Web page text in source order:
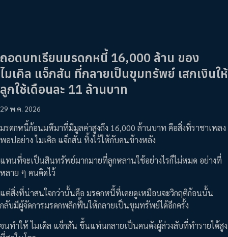
ถอดบทเรียนมรดกหนี้ 16,000 ล้าน ของ
ไมเคิล แจ็กสัน ที่กลายเป็นขุมทรัพย์ เสกเงินให้
ลูกใช้เดือนละ 11 ล้านบาท
29 พ.ค. 2026
มรดกหนี้ก้อนมหึมาที่มีมูลค่าสูงถึง 16,000 ล้านบาท คือสิ่งที่ราชาเพลง
พอปอย่าง ไมเคิล แจ็กสัน ทิ้งไว้ให้กับคนข้างหลัง
แทนที่จะเป็นสินทรัพย์มากมายที่ลูกหลานใช้อย่างไรก็ไม่หมด อย่างที่
หลาย ๆ คนคิดไว้
แต่สิ่งที่น่าสนใจกว่านั้นคือ มรดกหนี้ที่เคยดูเหมือนจะวิกฤติก้อนนั้น
กลับมีผู้จัดการมรดกพลิกฟื้นให้กลายเป็นขุมทรัพย์ได้อีกครั้ง
จนทำให้ ไมเคิล แจ็กสัน ขึ้นแท่นกลายเป็นคนดังผู้ล่วงลับที่ทำรายได้สูง